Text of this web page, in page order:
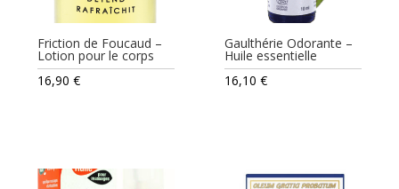
Friction de Foucaud –
Lotion pour le corps
16,90€
Gaulthérie Odorante –
Huile essentielle
16,10€